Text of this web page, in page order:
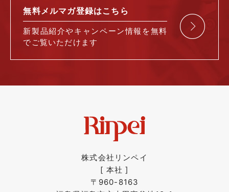
無料メルマガ登録はこちら
新製品紹介やキャンペーン情報を無料
で ご覧いただけます
株式会社リンペイ
[ 本社 ]
〒960-8163